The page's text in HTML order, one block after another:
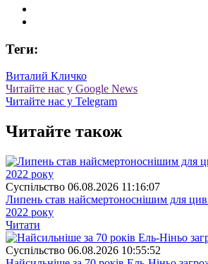
Теги:
Виталий Кличко
Читайте нас у Google News
Читайте нас у Telegram
Читайте також
Суспiльство 06.08.2026 11:16:07
Липень став найсмертоноснішим для
2022 року
Читати
Суспiльство 06.08.2026 10:55:52